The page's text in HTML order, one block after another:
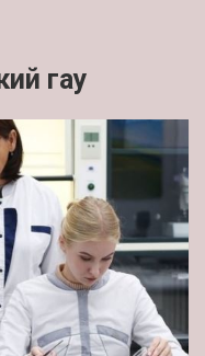
гау